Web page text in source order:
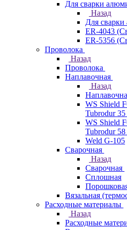
Для сварки
Назад
Для
ER-4043
ER-5356
Проволока
Назад
Проволока
Наплавочная
Назад
WS Shield
Tubrodur
WS Shield
Tubrodur
Weld G-105
Сварочная
Назад
Сварочная
Сплошная
Вязальная
Расходные материалы
Назад
Расходные